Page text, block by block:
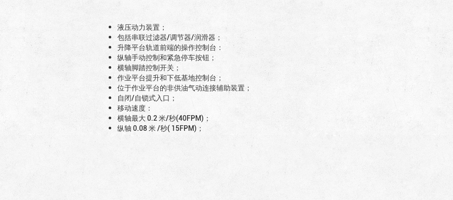
液压动力装置；
包括串联过滤器/调节器/润滑器；
升降平台轨道前端的操作控制台：
纵轴手动控制和紧急停车按钮；
横轴脚踏控制开关；
作业平台提升和下低基地控制台；
位于作业平台的非供油气动连接辅助装置；
自闭/自锁式入口；
移动速度：
横轴最大 0.2 米/秒(40FPM)；
纵轴 0.08 米 /秒( 15FPM)；